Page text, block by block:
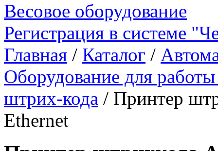
Весовое оборудование
Регистрация в системе
Главная / Каталог /
Оборудование для
штрих-кода / Принтер
Ethernet